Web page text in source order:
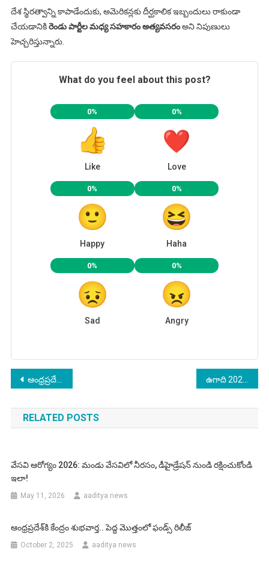
దేశ స్థిరత్వాన్ని కాపాడేందుకు, అమెరికన్లకు దీర్ఘకాలిక ఇబ్బందులు రాకుండా
చేయడానికిరెండు పార్టీల మధ్య సహకారం అత్యవసరంఅని నిపుణులు
హెచ్చరిస్తున్నారు.
What do you feel about this post?
0%
Like
0%
Love
0%
Happy
0%
Haha
0%
Sad
0%
Angry
Post
navigation
ఆంధ్రప్రదేశ్‌కి కేంద్రం శుభవార్త.. పెద్ద మొత్తంలో ఫండ్స్ రిలీజ్
RELATED POSTS
వేసవి ఆరోగ్యం 2026: మండు వేసవిలో నీరసం, డీహైడ్రేషన్ నుండి రక్షించుకోండి
ఇలా!
May 11, 2026 aaditya news
ఆంధ్రప్రదేశ్‌కి కేంద్రం శుభవార్త.. పెద్ద మొత్తంలో ఫండ్స్ రిలీజ్
October 2, 2025 aaditya news